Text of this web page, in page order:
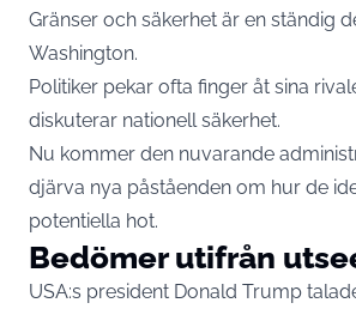
Gränser och säkerhet är en ständig
Washington.
Politiker pekar ofta finger åt sina
diskuterar nationell säkerhet.
Nu kommer den nuvarande
djärva nya påståenden om hur de
potentiella hot.
Bedömer utifrån
USA:s president Donald Trump